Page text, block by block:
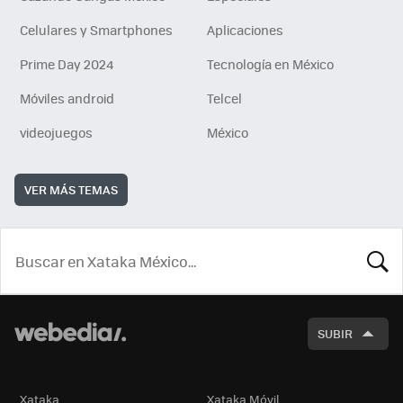
Celulares y Smartphones
Aplicaciones
Prime Day 2024
Tecnología en México
Móviles android
Telcel
videojuegos
México
VER MÁS TEMAS
SUBIR
Xataka Xataka Móvil